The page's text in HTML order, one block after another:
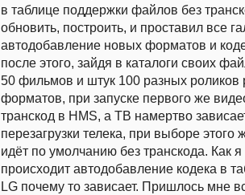
в таблице поддержки файлов без
обновить, построить, и проставил все
автодобавление новых форматов и
после этого, зайдя в каталоги своих
50 фильмов и штук 100 разных роликов
форматов, при запуске первого же
транскод в HMS, а ТВ намертво
перезагрузки телека, при выборе этого
идёт по умолчанию без транскода. Как
происходит автодобавление кодека в
LG почему то зависает. Пришлось мне